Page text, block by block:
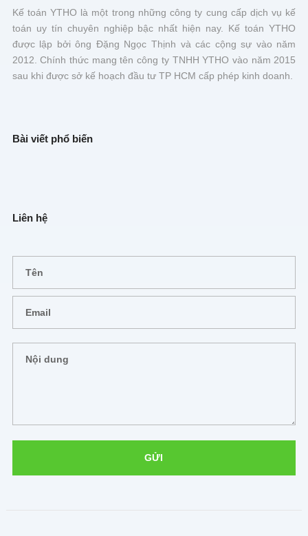
Kế toán YTHO là một trong những công ty cung cấp dịch vụ kế
toán uy tín chuyên nghiệp bậc nhất hiện nay. Kế toán YTHO
được lập bởi ông Đặng Ngọc Thịnh và các cộng sự vào năm
2012. Chính thức mang tên công ty TNHH YTHO vào năm 2015
sau khi được sở kế hoạch đầu tư TP HCM cấp phép kinh doanh.
Bài viết phổ biến
Liên hệ